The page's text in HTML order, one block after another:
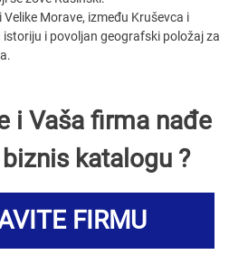
Morave, između Kruševca i
i povoljan geografski položaj za
i Vaša firma nađe
katalogu ?
FIRMU